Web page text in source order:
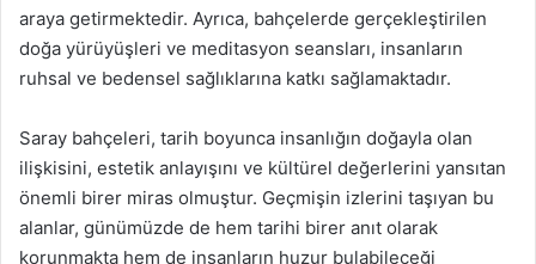
araya getirmektedir. Ayrıca, bahçelerde gerçekleştirilen
doğa yürüyüşleri ve meditasyon seansları, insanların
ruhsal ve bedensel sağlıklarına katkı sağlamaktadır.
Saray bahçeleri, tarih boyunca insanlığın doğayla olan
ilişkisini, estetik anlayışını ve kültürel değerlerini yansıtan
önemli birer miras olmuştur. Geçmişin izlerini taşıyan bu
alanlar, günümüzde de hem tarihi birer anıt olarak
korunmakta hem de insanların huzur bulabileceği